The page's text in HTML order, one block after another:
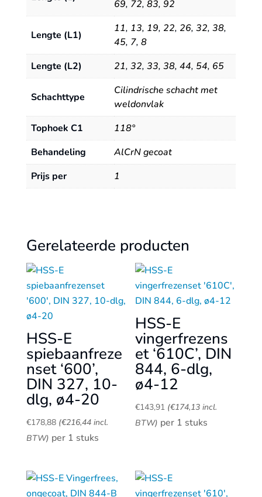
69, 72, 83, 92
Lengte (L1)
11, 13, 19, 22, 26, 32, 38,
45, 7, 8
Lengte (L2)
21, 32, 33, 38, 44, 54, 65
Schachttype
Cilindrische schacht met
weldonvlak
Tophoek C1
118°
Behandeling
AlCrN gecoat
Prijs per
1
Gerelateerde producten
HSS-E
spiebaanfreze
nset ‘600’,
DIN 327, 10-
dlg, ø4-20
€178,88 (€216,44incl.
BTW) per 1 stuks
HSS-E
vingerfrezens
et ‘610C’, DIN
844, 6-dlg,
ø4-12
€143,91 (€174,13 incl.
BTW) per 1 stuks